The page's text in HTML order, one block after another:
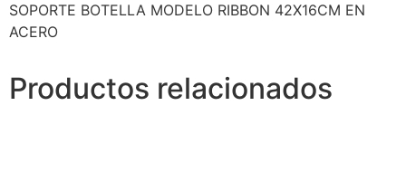
SOPORTE BOTELLA MODELO RIBBON 42X16CM EN
ACERO
Productos relacionados